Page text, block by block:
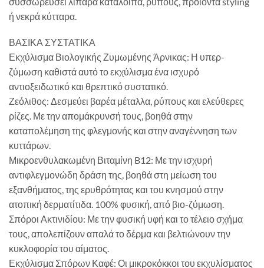
ή νεκρά κύτταρα.
ΒΑΣΙΚΑ ΣΥΣΤΑΤΙΚΑ
Εκχύλισμα Βιολογικής Ζυμωμένης Άρνικας: Η υπερ-
ζύμωση καθιστά αυτό το εκχύλισμα ένα ισχυρό
αντιοξειδωτικό και θρεπτικό συστατικό.
Ζεόλιθος: Δεσμεύει βαρέα μέταλλα, ρύπους και ελεύθερες
ρίζες. Με την απομάκρυνσή τους, βοηθά στην
καταπολέμηση της φλεγμονής και στην αναγέννηση των
κυττάρων.
Μικροενθυλακωμένη Βιταμίνη B12: Με την ισχυρή
αντιφλεγμονώδη δράση της, βοηθά στη μείωση του
εξανθήματος, της ερυθρότητας και του κνησμού στην
ατοπική δερματίτιδα. 100% φυσική, από βιο-ζύμωση.
Σπόροι Ακτινιδίου: Με την φυσική υφή και το τέλειο σχήμα
τους, απολεπίζουν απαλά το δέρμα και βελτιώνουν την
κυκλοφορία του αίματος.
Εκχύλισμα Σπόρων Καφέ: Οι μικροκόκκοι του εκχυλίσματος